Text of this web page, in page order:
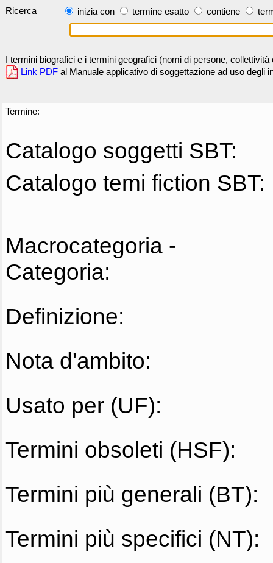
Ricerca inizia con termine esatto contiene
I termini biografici e i termini geografici (nomi di persone,
Link PDF al Manuale applicativo di soggettazione ad uso degli
Termine:
Catalogo soggetti SBT:
Catalogo temi fiction SBT:
Macrocategoria -
Categoria:
Definizione:
Nota d'ambito:
Usato per (UF):
Termini obsoleti (HSF):
Termini più generali (BT):
Termini più specifici (NT):